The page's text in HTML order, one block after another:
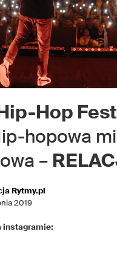
Hop
hopowa
–
Rytmy.pl
2019
instagramie: